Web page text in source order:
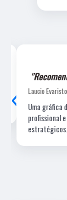
Laucio Evaristo
Uma gráfica
profissional
estratégicos.
‹